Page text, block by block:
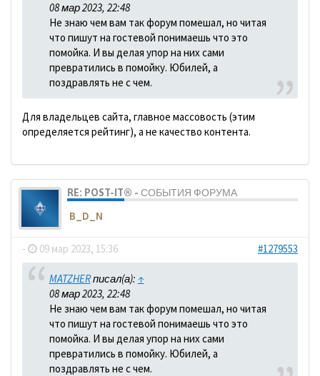
08 мар 2023, 22:48
Не знаю чем вам так форум помешал, но читая
что пишут на гостевой понимаешь что это
помойка. И вы делая упор на них сами
превратились в помойку. Юбилей, а
поздравлять не с чем.
Для владельцев сайта, главное массовость (этим
определяется рейтинг), а не качество контента.
RE: POST-IT® - СОБЫТИЯ ФОРУМА
B_D_N
- 09 мар 2023, 15:36 #1279553
MATZHERписал(а): ↑
08 мар 2023, 22:48
Не знаю чем вам так форум помешал, но читая
что пишут на гостевой понимаешь что это
помойка. И вы делая упор на них сами
превратились в помойку. Юбилей, а
поздравлять не с чем.